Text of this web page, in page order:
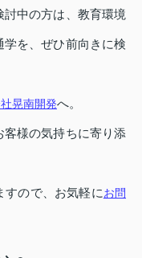
中の方は、教育環境
を、ぜひ前向きに検
晃南開発へ。
様の気持ちに寄り添
すので、お気軽にお問